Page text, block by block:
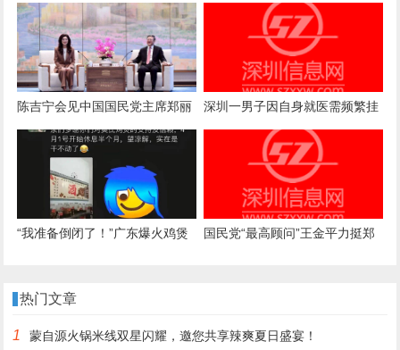
制案一审诉求被驳回，法院：属
商业秘密，公开或导致被滥用
陈吉宁会见中国国民党主席郑丽
文
深圳一男子因自身就医需频繁挂
号，自学编写抢号脚本，发
现“商机”后与妻子分工合作，代
抢各大医院号源，涉案金额超57
万元，二人均获刑
“我准备倒闭了！”广东爆火鸡煲
我这是冰冻鸡，别来了；儿子：
国民党“最高顾问”王金平力挺郑
热门文章
1 蒙自源火锅米线双星闪耀，邀您共享辣爽夏日盛宴！